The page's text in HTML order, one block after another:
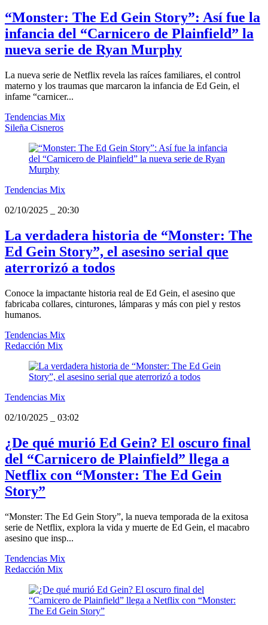
“Monster: The Ed Gein Story”: Así fue la
infancia del “Carnicero de Plainfield” la
nueva serie de Ryan Murphy
La nueva serie de Netflix revela las raíces familiares, el control
materno y los traumas que marcaron la infancia de Ed Gein, el
infame “carnicer...
Tendencias Mix
Sileña Cisneros
Tendencias Mix
02/10/2025
20:30
La verdadera historia de “Monster: The
Ed Gein Story”, el asesino serial que
aterrorizó a todos
Conoce la impactante historia real de Ed Gein, el asesino que
fabricaba collares, cinturones, lámparas y más con piel y restos
humanos.
Tendencias Mix
Redacción Mix
Tendencias Mix
02/10/2025
03:02
¿De qué murió Ed Gein? El oscuro final
del “Carnicero de Plainfield” llega a
Netflix con “Monster: The Ed Gein
Story”
“Monster: The Ed Gein Story”, la nueva temporada de la exitosa
serie de Netflix, explora la vida y muerte de Ed Gein, el macabro
asesino que insp...
Tendencias Mix
Redacción Mix